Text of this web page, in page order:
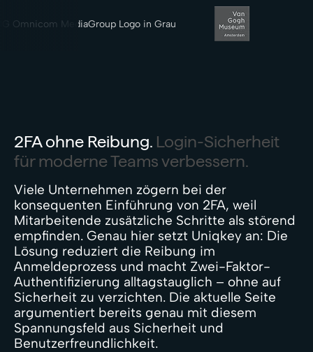
2FA ohne Reibung. Login-Sicherheit
für moderne Teams verbessern.
Viele Unternehmen zögern bei der
konsequenten Einführung von 2FA, weil
Mitarbeitende zusätzliche Schritte als störend
empfinden. Genau hier setzt Uniqkey an: Die
Lösung reduziert die Reibung im
Anmeldeprozess und macht Zwei-Faktor-
Authentifizierung alltagstauglich – ohne auf
Sicherheit zu verzichten. Die aktuelle Seite
argumentiert bereits genau mit diesem
Spannungsfeld aus Sicherheit und
Benutzerfreundlichkeit.